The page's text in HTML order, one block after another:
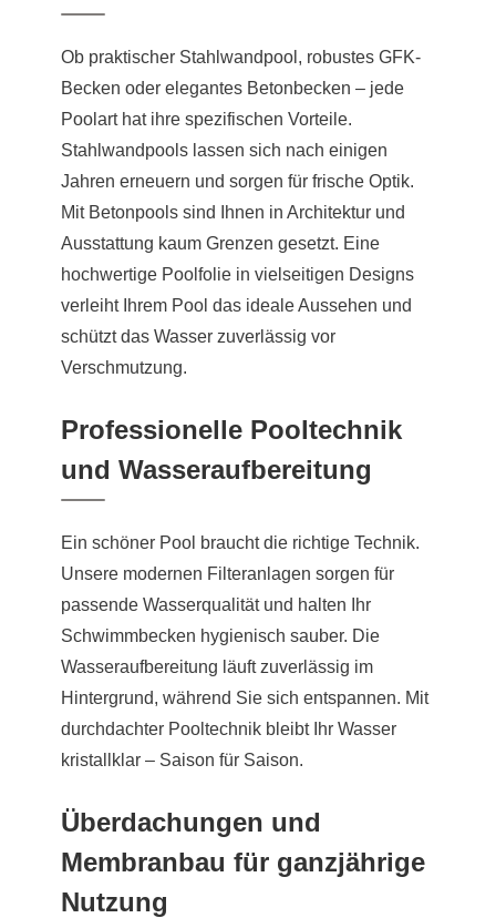
Ob praktischer Stahlwandpool, robustes GFK-
Becken oder elegantes Betonbecken – jede
Poolart hat ihre spezifischen Vorteile.
Stahlwandpools lassen sich nach einigen
Jahren erneuern und sorgen für frische Optik.
Mit Betonpools sind Ihnen in Architektur und
Ausstattung kaum Grenzen gesetzt. Eine
hochwertige Poolfolie in vielseitigen Designs
verleiht Ihrem Pool das ideale Aussehen und
schützt das Wasser zuverlässig vor
Verschmutzung.
Professionelle Pooltechnik
und Wasseraufbereitung
Ein schöner Pool braucht die richtige Technik.
Unsere modernen Filteranlagen sorgen für
passende Wasserqualität und halten Ihr
Schwimmbecken hygienisch sauber. Die
Wasseraufbereitung läuft zuverlässig im
Hintergrund, während Sie sich entspannen. Mit
durchdachter Pooltechnik bleibt Ihr Wasser
kristallklar – Saison für Saison.
Überdachungen und
Membranbau für ganzjährige
Nutzung